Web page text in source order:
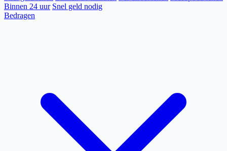
Binnen 24 uur Snel geld nodig
Bedragen